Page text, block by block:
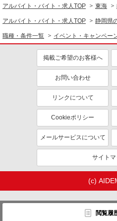
閲覧履
アルバイト・バイト・求人TOP 東海
アルバイト・バイト・求人TOP 静岡県
職種・条件一覧 イベント・キャンペー
掲載ご希望のお客様へ
お問い合わせ
リンクについて
Cookieポリシー
メールサービスについて
サイト
(c)